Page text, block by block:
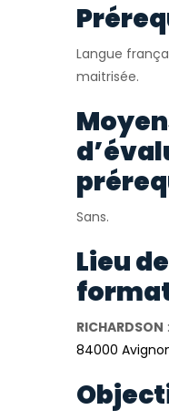
Langue
maitrisée.
Sans.
Lieu
RICHARDSON :
84000